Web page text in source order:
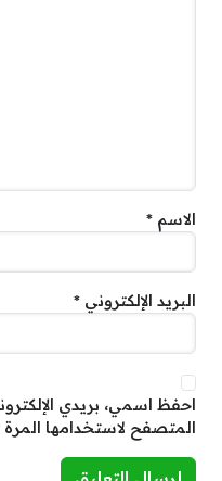
الاسم *
البريد الإلكتروني *
احفظ اسمي، بريدي
المتصفح لاستخدامها